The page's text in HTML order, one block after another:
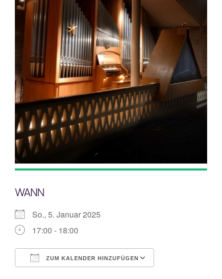
Mitarbeiterplan
Kontakt
Alphakurs
WANN
So., 5. Januar 2025
17:00 - 18:00
ZUM KALENDER HINZUFÜGEN